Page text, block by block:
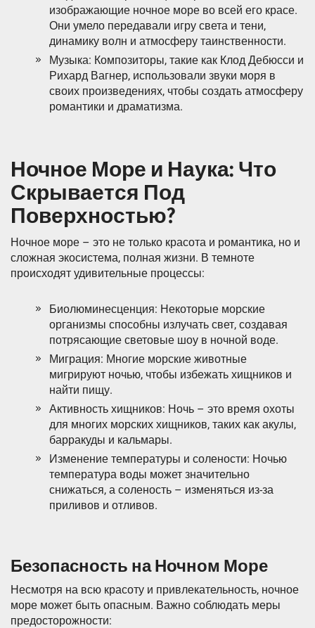
изображающие ночное море во всей его красе.
Они умело передавали игру света и тени,
динамику волн и атмосферу таинственности.
Музыка: Композиторы, такие как Клод Дебюсси и
Рихард Вагнер, использовали звуки моря в
своих произведениях, чтобы создать атмосферу
романтики и драматизма.
Ночное Море и Наука: Что
Скрывается Под
Поверхностью?
Ночное море – это не только красота и романтика, но и
сложная экосистема, полная жизни. В темноте
происходят удивительные процессы:
Биолюминесценция: Некоторые морские
организмы способны излучать свет, создавая
потрясающие световые шоу в ночной воде.
Миграция: Многие морские животные
мигрируют ночью, чтобы избежать хищников и
найти пищу.
Активность хищников: Ночь – это время охоты
для многих морских хищников, таких как акулы,
барракуды и кальмары.
Изменение температуры и солености: Ночью
температура воды может значительно
снижаться, а соленость – изменяться из-за
приливов и отливов.
Безопасность на Ночном Море
Несмотря на всю красоту и привлекательность, ночное
море может быть опасным. Важно соблюдать меры
предосторожности: